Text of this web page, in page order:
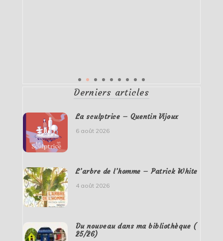
Derniers articles
La sculptrice – Quentin Vijoux
6 août 2026
L’arbre de l’homme – Patrick White
4 août 2026
Du nouveau dans ma bibliothèque (
25/26)